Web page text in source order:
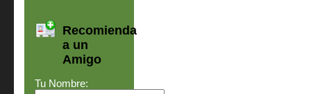
Recomienda
a un
Amigo
Tu Nombre: